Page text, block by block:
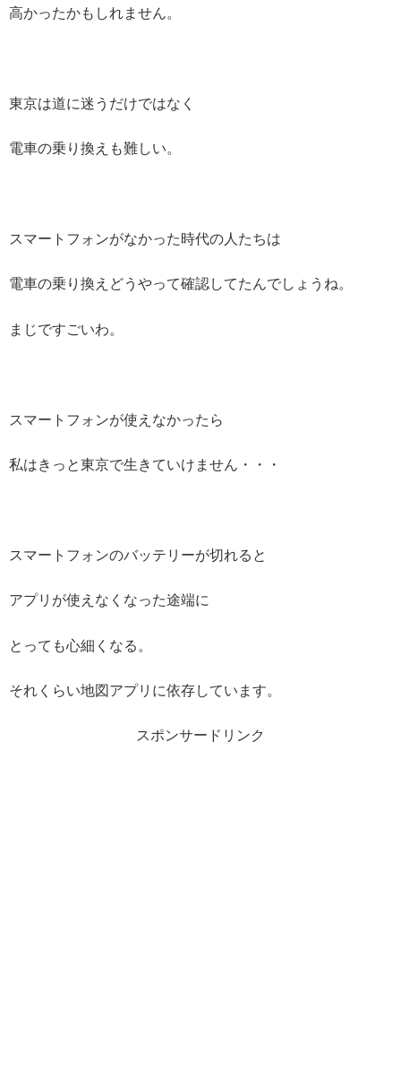
高かったかもしれません。
東京は道に迷うだけではなく
電車の乗り換えも難しい。
スマートフォンがなかった時代の人たちは
電車の乗り換えどうやって確認してたんでしょうね。
まじですごいわ。
スマートフォンが使えなかったら
私はきっと東京で生きていけません・・・
スマートフォンのバッテリーが切れると
アプリが使えなくなった途端に
とっても心細くなる。
それくらい地図アプリに依存しています。
スポンサードリンク